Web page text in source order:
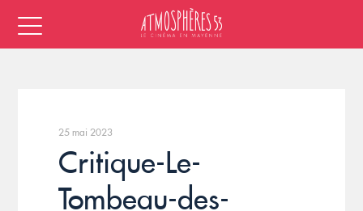
25 mai 2023
Critique-Le-
Tombeau-des-